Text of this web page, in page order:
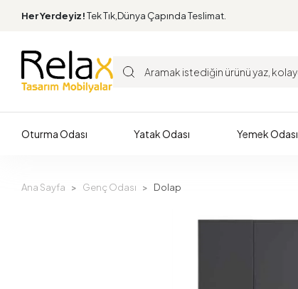
Her Yerdeyiz!Tek Tık,Dünya Çapında Teslimat.
Oturma Odası Yatak Odası Yemek Odası
Ana Sayfa Genç Odası Dolap